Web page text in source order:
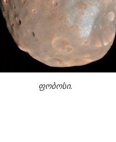
ფობოსი.